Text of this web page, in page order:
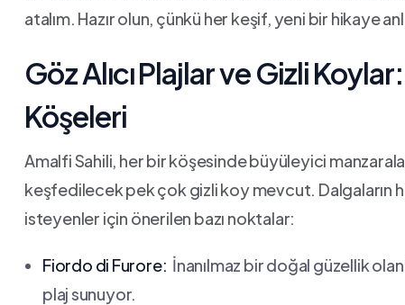
atalım. Hazır olun, çünkü her keşif, yeni bir hikaye
Göz ​Alıcı⁤ Plajlar ve Gizli
Köşeleri
Amalfi Sahili, her⁢ bir köşesinde büyüleyici
keşfedilecek pek ⁢çok​ gizli koy‍ mevcut. Dalgaların
isteyenler için önerilen bazı noktalar:
Fiordo di⁣ Furore: İnanılmaz ‌bir doğal güzellik olan
plaj ⁣sunuyor.